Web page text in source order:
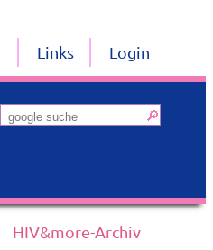
Links Login
HIV&more-Archiv